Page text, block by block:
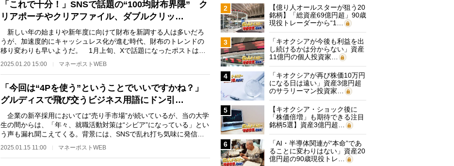
「これで十分！」SNSで話題の“100均財布界隈” ク
リアポーチやクリアファイル、ダブルクリッ…
新しい年の始まりや新年度に向けて財布を新調する人は多いだろ
うが、加速度的にキャッシュレス化が進む時代、財布のトレンドの
移り変わりも早いようだ。 1月上旬、Xで話題になったポストは
2025.01.20 15:00 マネーポストWEB
「今回は“4Pを使う”ということでいいですかね？」
グルディスで飛び交うビジネス用語にドン引…
企業の新卒採用においては“売り手市場”が続いているが、当の大学
生の間からは、「年々、就職活動対策は“シビア”になっている」とい
う声も漏れ聞こえてくる。背景には、SNSで乱れ打ち気味に発信さ
2025.01.15 11:00 マネーポストWEB
2
【億り人オールスターが狙う20
銘柄】「総資産69億円超」90歳
現役トレーダーから“1…
3
「キオクシアが今後も利益を出
し続けるかは分からない」資産
11億円の個人投資家…
4
「キオクシアが再び株価10万円
になる日は遠い」資産3億円超
のサラリーマン投資家…
5
【キオクシア・ショック後に
「株価倍増」も期待できる注目
銘柄5選】資産3億円超…
6
「AI・半導体関連が“本命”であ
ることに変わりはない」資産20
億円超の90歳現役トレ…